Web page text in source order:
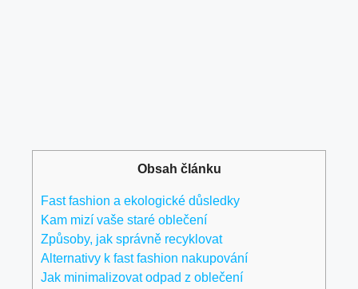
Obsah článku
Fast fashion a ekologické důsledky
Kam mizí vaše staré oblečení
Způsoby, jak správně recyklovat
Alternativy k fast fashion nakupování
Jak minimalizovat odpad z oblečení